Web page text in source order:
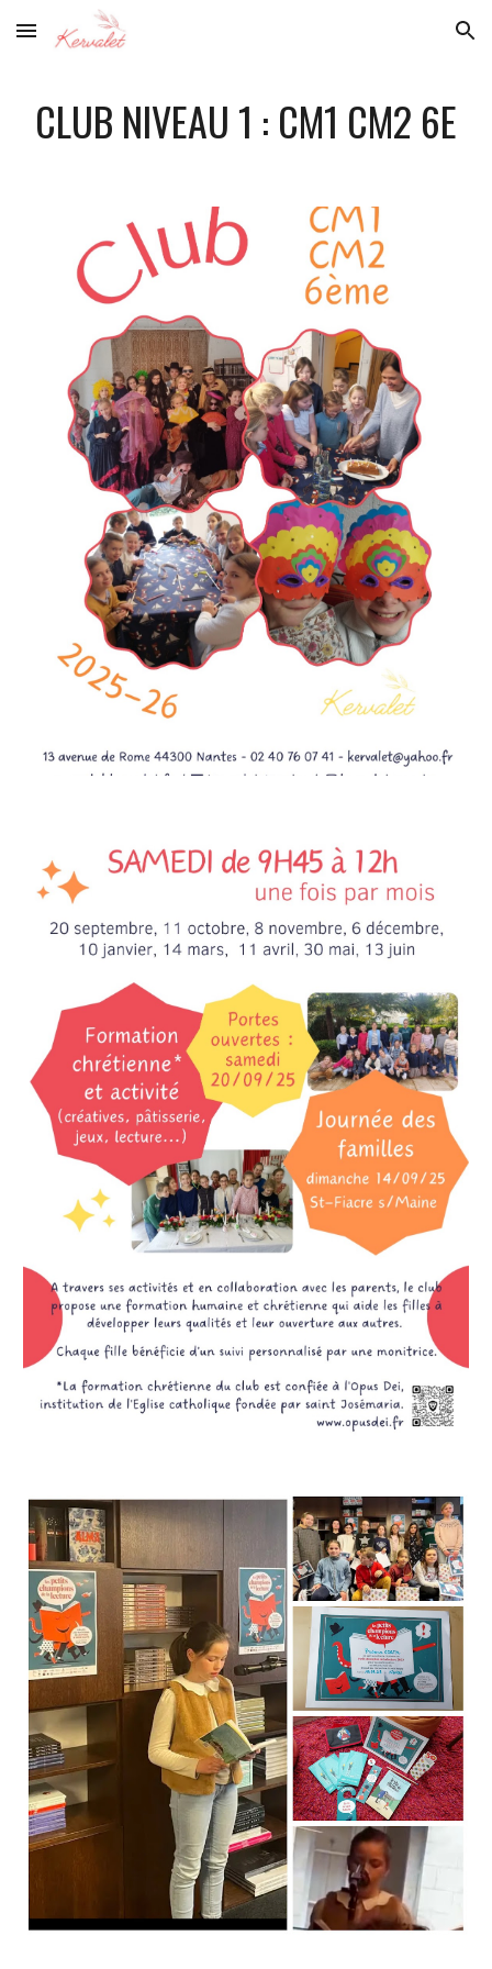
Skip to main content Skip to navigation
CLUB NIVEAU 1 : CM1 CM2 6E